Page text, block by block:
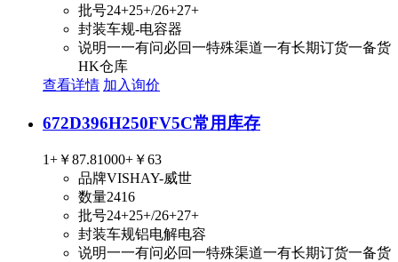
批号24+25+/26+27+
封装车规-电容器
说明一一有问必回一特殊渠道一有长期订货一备货
HK仓库
查看详情 加入询价
672D396H250FV5C常用库存
1+ ￥87.81000+ ￥63
品牌VISHAY-威世
数量2416
批号24+25+/26+27+
封装车规铝电解电容
说明一一有问必回一特殊渠道一有长期订货一备货